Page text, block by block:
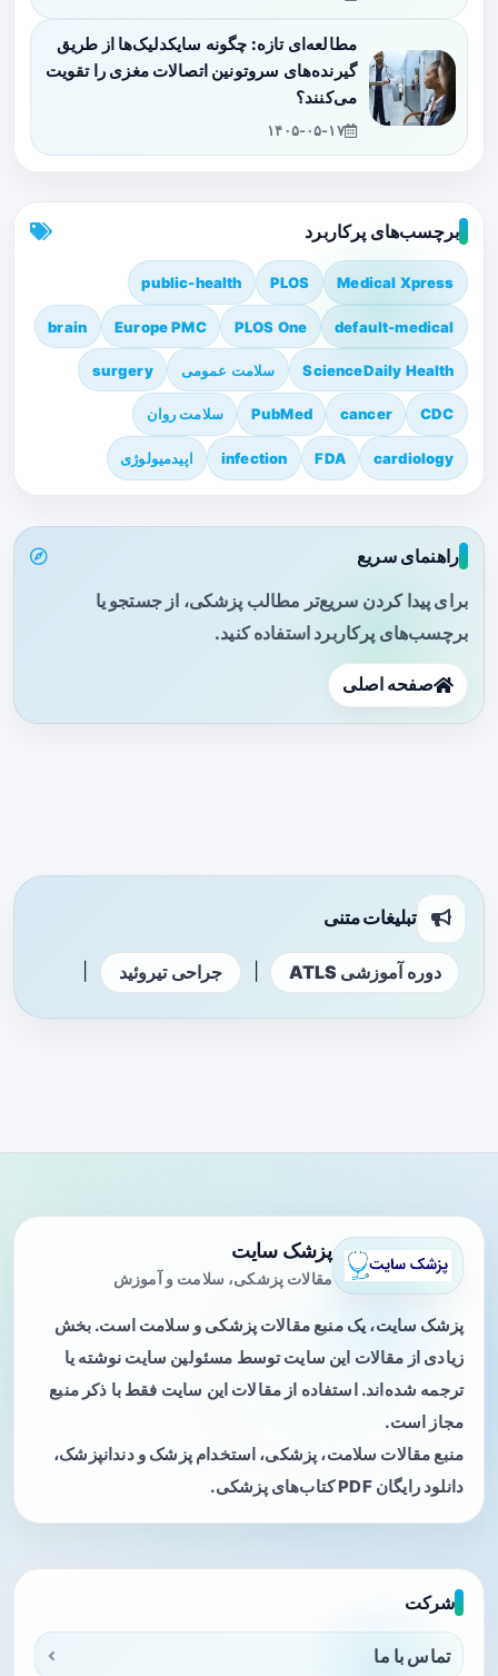
مطالعه‌ای تازه: چگونه سایکدلیک‌ها از طریق
گیرنده‌های سروتونین اتصالات مغزی را تقویت
می‌کنند؟
۱۴۰۵-۰۵-۱۷
برچسب‌های پرکاربرد
Medical Xpress
PLOS
public-health
default-medical
PLOS One
Europe PMC
brain
ScienceDaily Health سلامت عمومی surgery
CDC
cancer
PubMed سلامت روان
cardiology
FDA
infection اپیدمیولوژی
راهنمای سریع
برای پیدا کردن سریع‌تر مطالب پزشکی، از جستجو یا
برچسب‌های پرکاربرد استفاده کنید.
صفحه اصلی
تبلیغات متنی
دوره آموزشی ATLS جراحی تیروئید
پزشک سایت
مقالات پزشکی، سلامت و آموزش
پزشک سایت، یک منبع مقالات پزشکی و سلامت است. بخش
زیادی از مقالات این سایت توسط مسئولین سایت نوشته یا
ترجمه شده‌اند. استفاده از مقالات این سایت فقط با ذکر منبع
مجاز است.
منبع مقالات سلامت، پزشکی، استخدام پزشک و دندانپزشک،
دانلود رایگان PDF کتاب‌های پزشکی.
شرکت
تماس با ما